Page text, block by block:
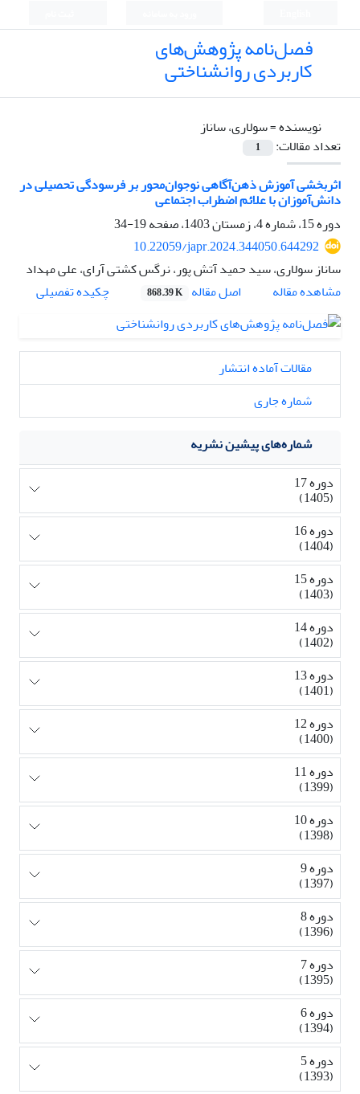
فصل‌نامه پژوهش‌های
کاربردی روانشناختی
نویسنده =سولاری، ساناز
تعداد مقالات:
1
اثربخشی آموزش ذهن‌آگاهی نوجوان‌محور بر فرسودگی تحصیلی در
دانش‌آموزان با علائم اضطراب اجتماعی
دوره 15، شماره 4، زمستان 1403، صفحه
19-34
10.22059/japr.2024.344050.644292
ساناز سولاری، سید حمید آتش پور، نرگس کشتی آرای، علی مهداد
مشاهده مقاله
اصل مقاله 868.39 K چکیده تفصیلی
مقالات آماده انتشار
شماره جاری
شماره‌های پیشین نشریه
دوره 17
(1405)
دوره 16
(1404)
دوره 15
(1403)
دوره 14
(1402)
دوره 13
(1401)
دوره 12
(1400)
دوره 11
(1399)
دوره 10
(1398)
دوره 9
(1397)
دوره 8
(1396)
دوره 7
(1395)
دوره 6
(1394)
دوره 5
(1393)